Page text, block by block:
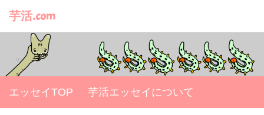
芋活.com
エッセイTOP 芋活エッセイについて